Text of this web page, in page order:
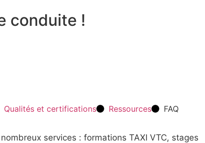
conduite !
Qualités et certifications Ressources FAQ
services : formations TAXI VTC, stages